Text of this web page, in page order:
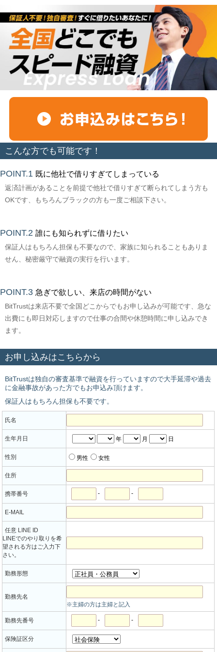
こんな方でも可能です！
POINT.1 既に他社で借りすぎてしまっている
返済計画があることを前提で他社で借りすぎて断られてしまう方も
OKです、もちろんブラックの方も一度ご相談下さい。
POINT.2 誰にも知られずに借りたい
保証人はもちろん担保も不要なので、家族に知られることもありま
せん、秘密厳守で融資の実行を行います。
POINT.3 急ぎで欲しい、来店の時間がない
BitTrustは来店不要で全国どこからでもお申し込みが可能です、急な
出費にも即日対応しますので仕事の合間や休憩時間に申し込みでき
ます。
お申し込みはこちらから
BitTrustは独自の審査基準で融資を行っていますので大手延滞や過去
に金融事故があった方でもお申込み頂けます。
保証人はもちろん担保も不要です。
氏名
生年月日 年 月 日
性別 男性 女性
住所
携帯番号 - -
E-MAIL
任意 LINE ID
LINEでのやり取りを希
望される方はご入力下
さい。
勤務形態
勤務先名
※主婦の方は主婦と記入
勤務先番号 - -
保険証区分